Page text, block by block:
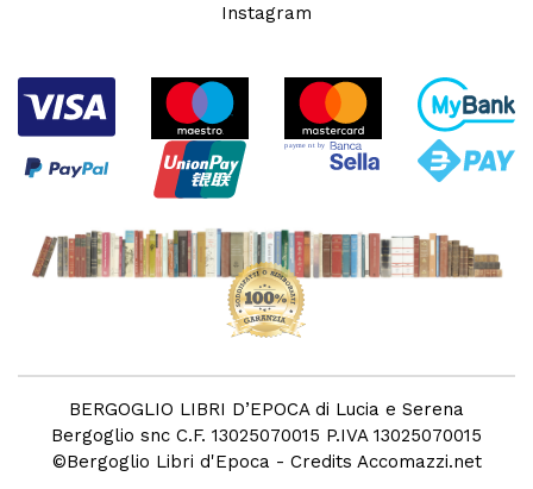
Instagram
BERGOGLIO LIBRI D’EPOCA di Lucia e Serena
Bergoglio snc C.F. 13025070015 P.IVA 13025070015
©Bergoglio Libri d'Epoca - Credits Accomazzi.net